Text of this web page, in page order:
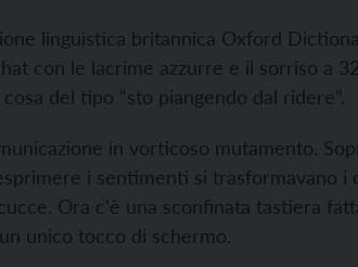
linguistica britannica Oxford
con le lacrime azzurre e il sorriso a
del tipo “sto piangendo dal ridere”.
in vorticoso mutamento.
i sentimenti si trasformavano
Ora c'è una sconfinata tastiera
unico tocco di schermo.